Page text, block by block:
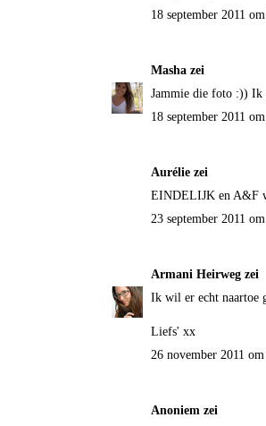
18 september 2011
Mashazei
Jammie die foto :)) Ik
18 september 2011
Aurélie zei
EINDELIJK en A&F
23 september 2011
Armani Heirwegzei
Ik wil er echt naartoe
Liefs' xx
26 november 2011
Anoniem zei